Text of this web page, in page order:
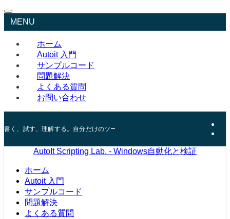
MENU
ホーム
Autoit 入門
サンプルコード
問題解決
よくある質問
お問い合わせ
書く、試す、理解する。自分だけのツールで、Windowsの"仕組み"まで理解し
AutoIt Scripting Lab. - Windows自動化と検証
ホーム
Autoit 入門
サンプルコード
問題解決
よくある質問